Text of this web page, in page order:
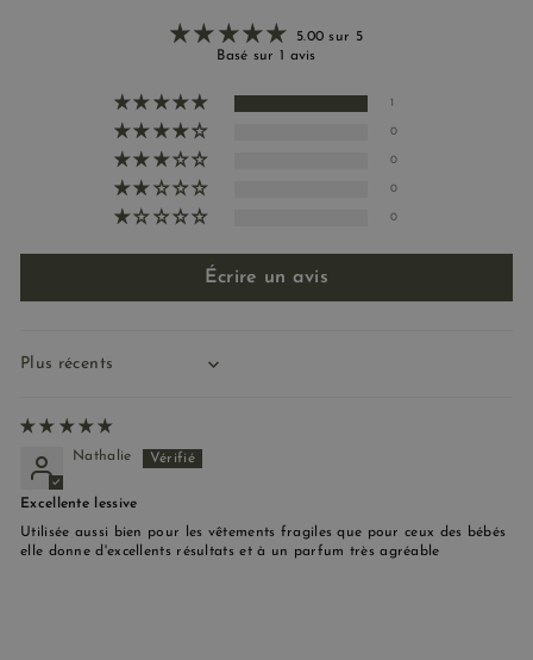
5.00 sur 5
Basé sur 1 avis
0
0
0
0
Écrire un avis
Sort by
Nathalie
Excellente lessive
Utilisée aussi bien pour les vêtements fragiles que pour ceux des bébés
elle donne d'excellents résultats et à un parfum très agréable